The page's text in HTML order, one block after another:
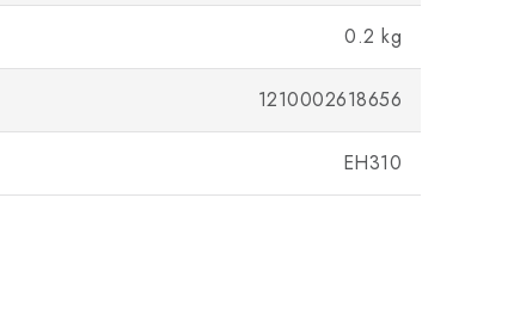
0.2 kg
1210002618656
EH310